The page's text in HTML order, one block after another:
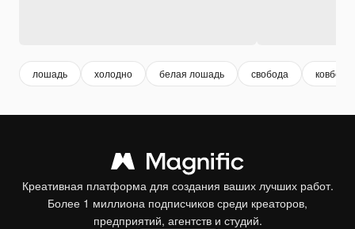
лошадь холодно белая лошадь свобода ковбой
Креативная платформа для создания ваших лучших работ.
Более 1 миллиона подписчиков среди креаторов,
предприятий, агентств и студий.